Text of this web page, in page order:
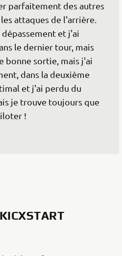
parfaitement des autres
attaques de l'arrière.
et j'ai
le dernier tour, mais
bonne sortie, mais j'ai
dans la deuxième
et j'ai perdu du
je trouve toujours que
!